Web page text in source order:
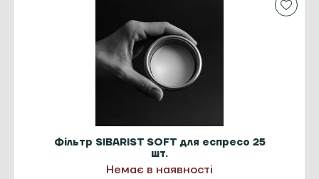
Фільтр SIBARIST SOFT для еспресо 25
шт.
Немає в наявності